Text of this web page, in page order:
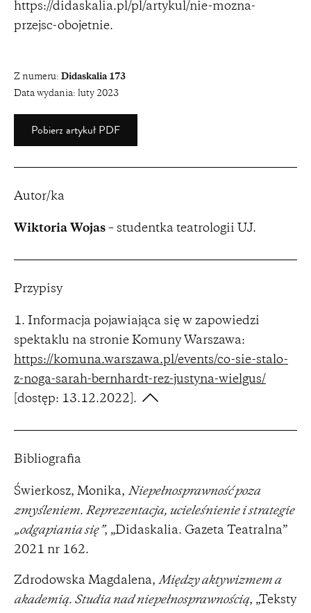
https://didaskalia.pl/pl/artykul/nie-mozna-
przejsc-obojetnie.
Z numeru: Didaskalia 173
Data wydania: luty 2023
Pobierz artykuł PDF
Autor/ka
Wiktoria Wojas – studentka teatrologii UJ.
Przypisy
Informacja pojawiająca się w zapowiedzi
spektaklu na stronie Komuny Warszawa:
https://komuna.warszawa.pl/events/co-sie-stalo-
z-noga-sarah-bernhardt-rez-justyna-wielgus/
[dostęp: 13.12.2022].
Bibliografia
Świerkosz, Monika, Niepełnosprawność poza
zmyśleniem. Reprezentacja, ucieleśnienie i strategie
„odgapiania się”, „Didaskalia. Gazeta Teatralna”
2021 nr 162.
Zdrodowska Magdalena, Między aktywizmem a
akademią. Studia nad niepełnosprawnością, „Teksty